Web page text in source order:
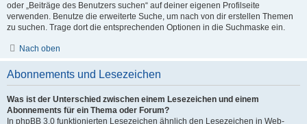
oder „Beiträge des Benutzers suchen“ auf deiner eigenen Profilseite
verwenden. Benutze die erweiterte Suche, um nach von dir erstellen Themen
zu suchen. Trage dort die entsprechenden Optionen in die Suchmaske ein.
Nach oben
Abonnements und Lesezeichen
Was ist der Unterschied zwischen einem Lesezeichen und einem
Abonnements für ein Thema oder Forum?
In phpBB 3.0 funktionierten Lesezeichen ähnlich den Lesezeichen in Web-